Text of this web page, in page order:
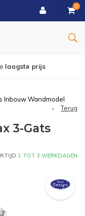
0
€ 150
Inbouw Wandmodel
Terug
3-Gats
1 TOT 3 WERKDAGEN